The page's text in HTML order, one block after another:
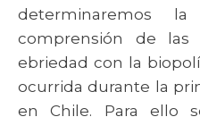
determinaremos
comprensión de las
ebriedad con la
ocurrida durante la
en Chile. Para ello